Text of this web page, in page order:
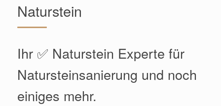
Naturstein
Ihr ✅ Naturstein Experte für
Natursteinsanierung und noch
einiges mehr.